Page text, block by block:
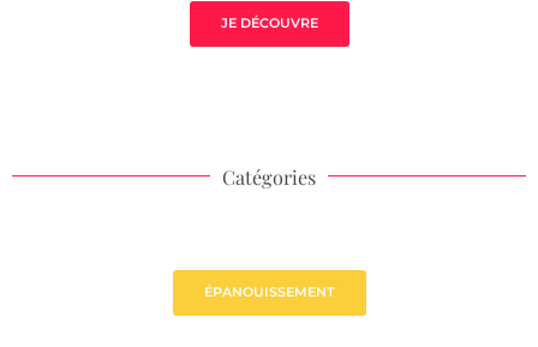
JE DÉCOUVRE
Catégories
ÉPANOUISSEMENT